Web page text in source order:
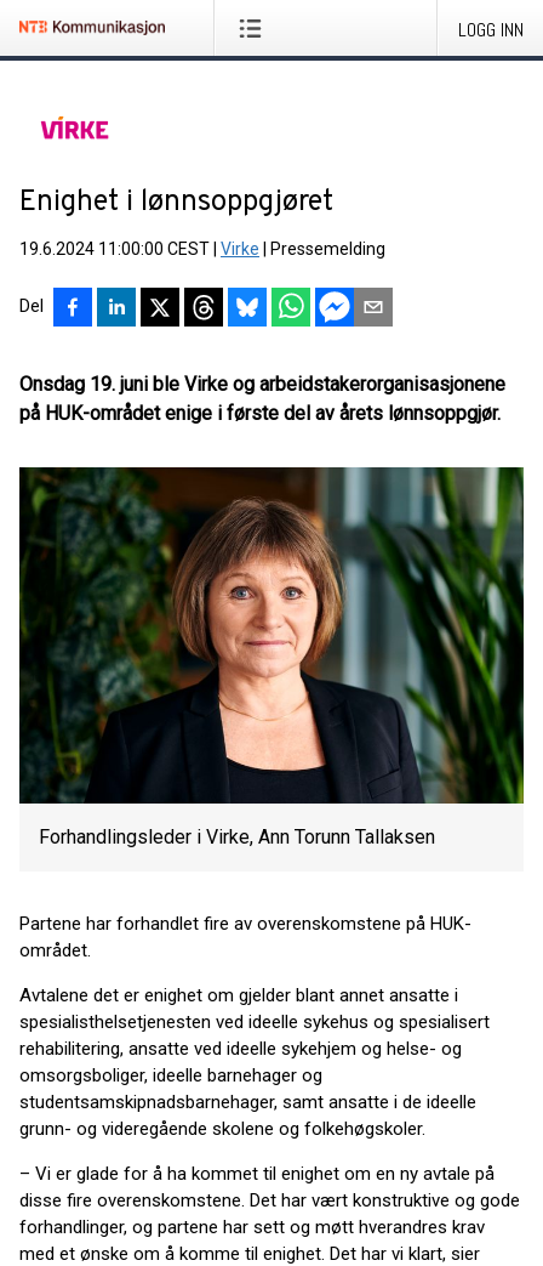
LOGG INN
Enighet i lønnsoppgjøret
19.6.2024 11:00:00 CEST Virke Pressemelding
Del
Onsdag 19. juni ble Virke og arbeidstakerorganisasjonene
på HUK-området enige i første del av årets lønnsoppgjør.
Forhandlingsleder i Virke, Ann Torunn Tallaksen
Partene har forhandlet fire av overenskomstene på HUK-
området.
Avtalene det er enighet om gjelder blant annet ansatte i
spesialisthelsetjenesten ved ideelle sykehus og spesialisert
rehabilitering, ansatte ved ideelle sykehjem og helse- og
omsorgsboliger, ideelle barnehager og
studentsamskipnadsbarnehager, samt ansatte i de ideelle
grunn- og videregående skolene og folkehøgskoler.
– Vi er glade for å ha kommet til enighet om en ny avtale på
disse fire overenskomstene. Det har vært konstruktive og gode
forhandlinger, og partene har sett og møtt hverandres krav
med et ønske om å komme til enighet. Det har vi klart, sier